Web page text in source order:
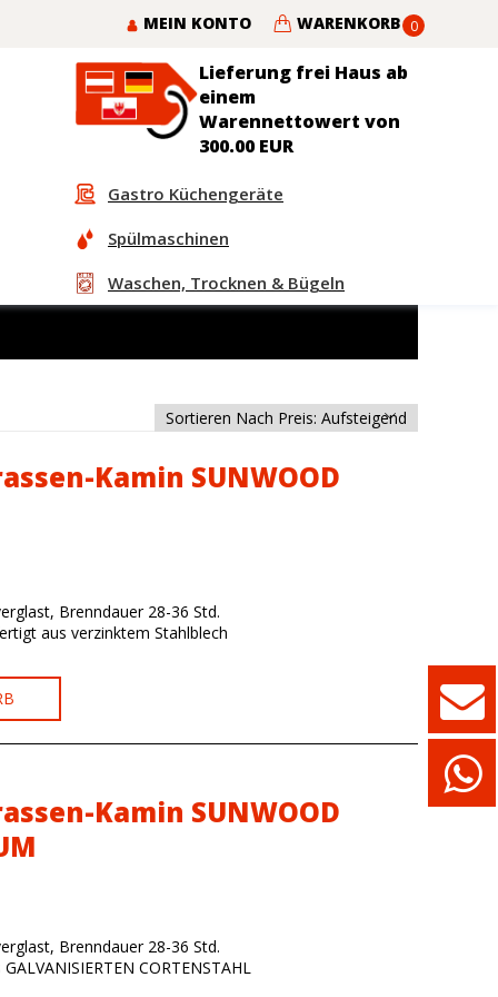
MEIN KONTO 0
WARENKORB
Lieferung frei Haus ab
einem
Warennettowert von
300.00 EUR
Gastro Küchengeräte
Spülmaschinen
Waschen, Trocknen & Bügeln
Kamin SUNWOOD
Brenndauer 28-36 Std.
aus verzinktem Stahlblech
Kamin SUNWOOD
Brenndauer 28-36 Std.
CORTENSTAHL